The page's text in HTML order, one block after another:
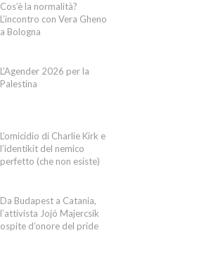
Cos’è la normalità?
L’incontro con Vera Gheno
a Bologna
L’Agender 2026 per la
Palestina
L’omicidio di Charlie Kirk e
l’identikit del nemico
perfetto (che non esiste)
Da Budapest a Catania,
l’attivista Jojó Majercsik
ospite d’onore del pride